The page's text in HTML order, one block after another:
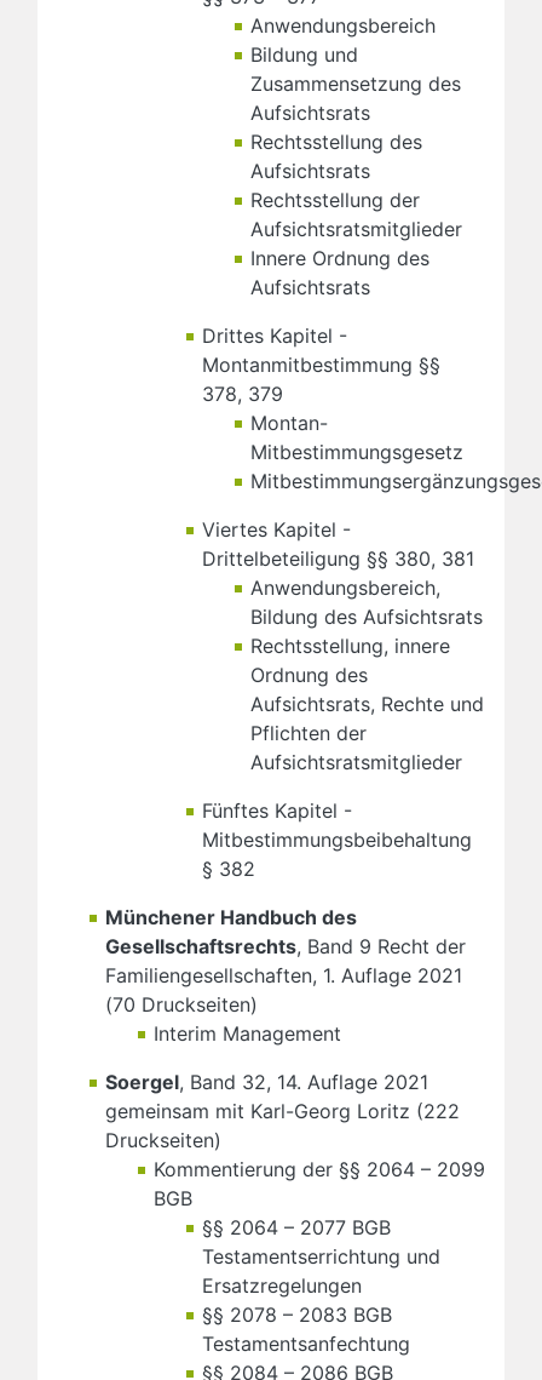
Anwendungsbereich
Bildung und
Zusammensetzung des
Aufsichtsrats
Rechtsstellung des
Aufsichtsrats
Rechtsstellung der
Aufsichtsratsmitglieder
Innere Ordnung des
Aufsichtsrats
Drittes Kapitel -
Montanmitbestimmung §§
378, 379
Montan-
Mitbestimmungsgesetz
Viertes Kapitel -
Drittelbeteiligung §§ 380, 381
Anwendungsbereich,
Bildung des Aufsichtsrats
Rechtsstellung, innere
Ordnung des
Aufsichtsrats, Rechte und
Pflichten der
Aufsichtsratsmitglieder
Fünftes Kapitel -
Mitbestimmungsbeibehaltung
§ 382
Münchener Handbuch des
Gesellschaftsrechts, Band 9 Recht der
Familiengesellschaften, 1. Auflage 2021
(70 Druckseiten)
Interim Management
Soergel, Band 32, 14. Auflage 2021
gemeinsam mit Karl-Georg Loritz (222
Druckseiten)
Kommentierung der §§ 2064 – 2099
BGB
§§ 2064 – 2077 BGB
Testamentserrichtung und
Ersatzregelungen
§§ 2078 – 2083 BGB
Testamentsanfechtung
§§ 2084 – 2086 BGB